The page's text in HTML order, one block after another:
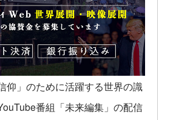
仰」のために活躍する世界の識
番組「未来編集」の配信